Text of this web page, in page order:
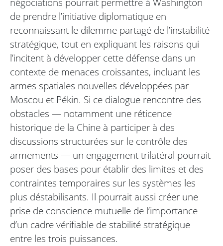
de prendre l’initiative diplomatique en
reconnaissant le dilemme partagé de l’instabilité
stratégique, tout en expliquant les raisons qui
l’incitent à développer cette défense dans un
contexte de menaces croissantes, incluant les
armes spatiales nouvelles développées par
Moscou et Pékin. Si ce dialogue rencontre des
obstacles — notamment une réticence
historique de la Chine à participer à des
discussions structurées sur le contrôle des
armements — un engagement trilatéral pourrait
poser des bases pour établir des limites et des
contraintes temporaires sur les systèmes les
plus déstabilisants. Il pourrait aussi créer une
prise de conscience mutuelle de l’importance
d’un cadre vérifiable de stabilité stratégique
entre les trois puissances.